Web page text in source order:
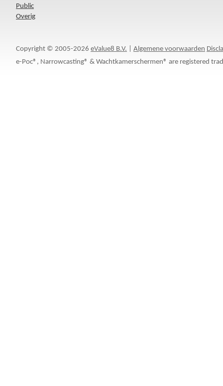
Public
Overig
Copyright © 2005-2026 eValue8 B.V. Algemene voorwaarden
e-Poc®, Narrowcasting® & Wachtkamerschermen® are registered